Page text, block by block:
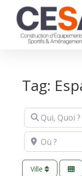
Tag:
Qui, Quoi ?
Où ?
Ville